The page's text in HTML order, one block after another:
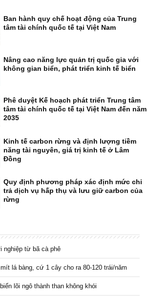
Ban hành quy chế hoạt động của Trung
tâm tài chính quốc tế tại Việt Nam
Nâng cao năng lực quản trị quốc gia với
không gian biển, phát triển kinh tế biển
Phê duyệt Kế hoạch phát triển Trung tâm
tâm tài chính quốc tế tại Việt Nam đến năm
2035
Kinh tế carbon rừng và định lượng tiềm
năng tài nguyên, giá trị kinh tế ở Lâm
Đồng
Quy định phương pháp xác định mức chi
trả dịch vụ hấp thụ và lưu giữ carbon của
rừng
nghiệp từ bã cà phê
lá bàng, cứ 1 cây cho ra 80-120 trái/năm
lõi ngô thành than không khói